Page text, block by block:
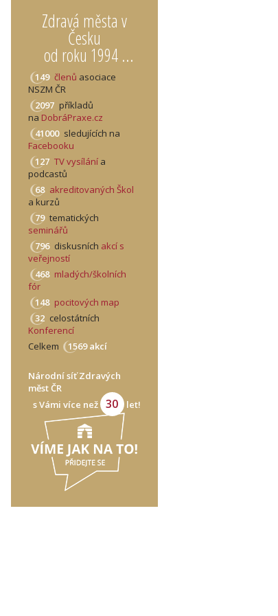
Zdravá města v
Česku
od roku 1994 ...
149 členů asociace
NSZM ČR
2097 příkladů
na DobráPraxe.cz
41000 sledujících na
Facebooku
127 TV vysílání a
podcastů
68 akreditovaných Škol
a kurzů
79 tematických
seminářů
796 diskusních akcí s
veřejností
468 mladých/školních
fór
148 pocitových map
32 celostátních
Konferencí
Celkem
1569 akcí
Národní síť Zdravých
měst ČR
s Vámi více než
30 let!